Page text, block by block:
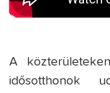
A
idősotthonok